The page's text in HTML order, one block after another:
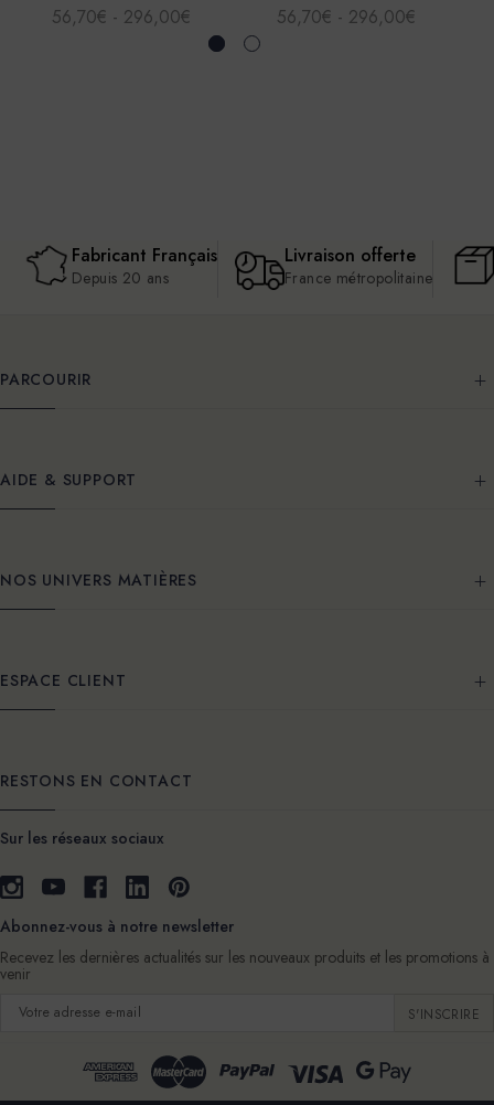
56,70€ - 296,00€ 56,70€ - 296,00€
Fabricant Français
Depuis 20 ans
Livraison offerte
France métropolitaine
PARCOURIR
AIDE & SUPPORT
NOS UNIVERS MATIÈRES
ESPACE CLIENT
RESTONS EN CONTACT
Sur les réseaux sociaux
Abonnez-vous à notre newsletter
Recevez les dernières actualités sur les nouveaux produits et les promotions à
venir
Adresse